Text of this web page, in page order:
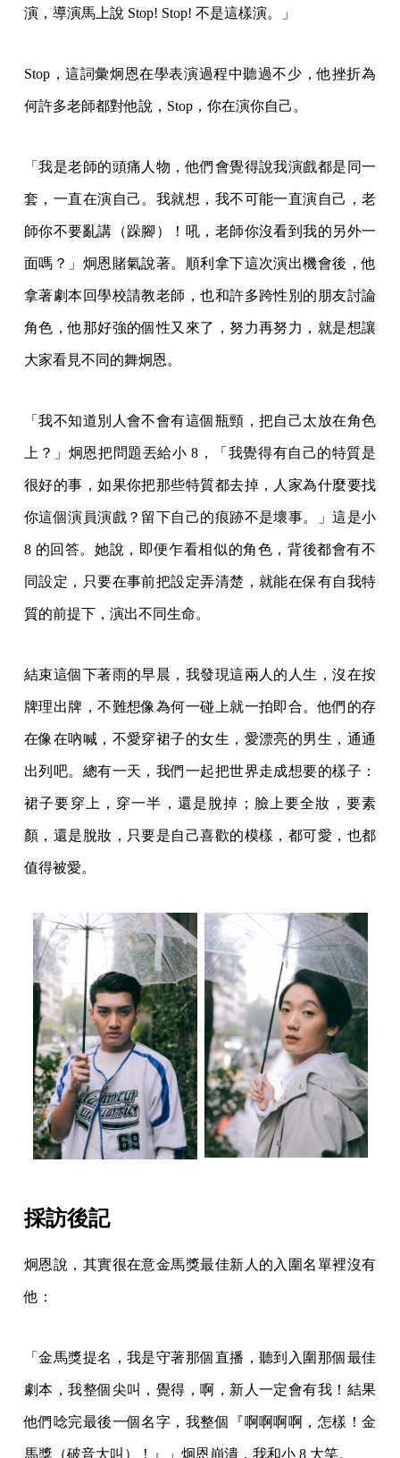
演，導演馬上說 Stop! Stop! 不是這樣演。」
Stop，這詞彙炯恩在學表演過程中聽過不少，他挫折為
何許多老師都對他說，Stop，你在演你自己。
「我是老師的頭痛人物，他們會覺得說我演戲都是同一
套，一直在演自己。我就想，我不可能一直演自己，老
師你不要亂講（跺腳）！吼，老師你沒看到我的另外一
面嗎？」炯恩賭氣說著。順利拿下這次演出機會後，他
拿著劇本回學校請教老師，也和許多跨性別的朋友討論
角色，他那好強的個性又來了，努力再努力，就是想讓
大家看見不同的舞炯恩。
「我不知道別人會不會有這個瓶頸，把自己太放在角色
上？」炯恩把問題丟給小 8，「我覺得有自己的特質是
很好的事，如果你把那些特質都去掉，人家為什麼要找
你這個演員演戲？留下自己的痕跡不是壞事。」這是小
8 的回答。她說，即便乍看相似的角色，背後都會有不
同設定，只要在事前把設定弄清楚，就能在保有自我特
質的前提下，演出不同生命。
結束這個下著雨的早晨，我發現這兩人的人生，沒在按
牌理出牌，不難想像為何一碰上就一拍即合。他們的存
在像在吶喊，不愛穿裙子的女生，愛漂亮的男生，通通
出列吧。總有一天，我們一起把世界走成想要的樣子：
裙子要穿上，穿一半，還是脫掉；臉上要全妝，要素
顏，還是脫妝，只要是自己喜歡的模樣，都可愛，也都
值得被愛。
採訪後記
炯恩說，其實很在意金馬獎最佳新人的入圍名單裡沒有
他：
「金馬獎提名，我是守著那個直播，聽到入圍那個最佳
劇本，我整個尖叫，覺得，啊，新人一定會有我！結果
他們唸完最後一個名字，我整個『啊啊啊啊，怎樣！金
馬獎（破音大叫）！』」炯恩崩潰，我和小 8 大笑。